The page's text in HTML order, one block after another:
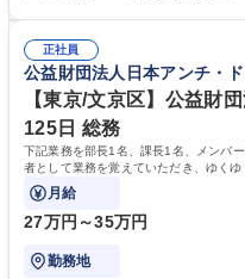
でも質問・相談できる環境が整っ
集職種 【森ビルG】人事・総務
リモート可
務に挑戦できるため、自身の成
きます。 残業少なめ、週1日リモ
ち長期活躍できる環境です。 「
キャリアを築きたい」という前向
歴・資格 学歴：大学院 大学 高
簿記検定1級 日商簿記検定2級 日
正社員
公益財団法人日本アンチ・
【東京/文京区】公益財
125日 総務
下記業務を部長1名、課長1名、メンバ
者として業務を覚えていただき、ゆく
躍いただくことを期待しています。
月給
27万円～35万円
勤務地